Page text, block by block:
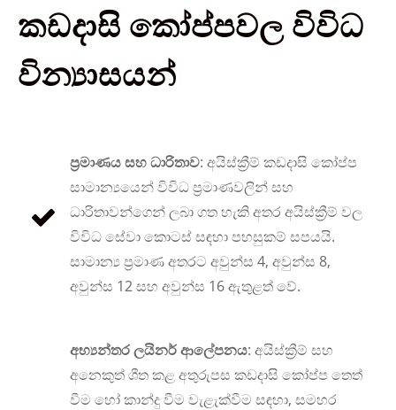
කඩදාසි කෝප්පවල විවිධ
වින්‍යාසයන්
ප්‍රමාණය සහ ධාරිතාව: අයිස්ක්‍රීම් කඩදාසි කෝප්ප
සාමාන්‍යයෙන් විවිධ ප්‍රමාණවලින් සහ
ධාරිතාවන්ගෙන් ලබා ගත හැකි අතර අයිස්ක්‍රීම් වල
විවිධ සේවා කොටස් සඳහා පහසුකම් සපයයි.
සාමාන්‍ය ප්‍රමාණ අතරට අවුන්ස 4, අවුන්ස 8,
අවුන්ස 12 සහ අවුන්ස 16 ඇතුළත් වේ.
අභ්‍යන්තර ලයිනර් ආලේපනය: අයිස්ක්‍රීම් සහ
අනෙකුත් ශීත කළ අතුරුපස කඩදාසි කෝප්ප තෙත්
වීම හෝ කාන්දු වීම වැළැක්වීම සඳහා, සමහර